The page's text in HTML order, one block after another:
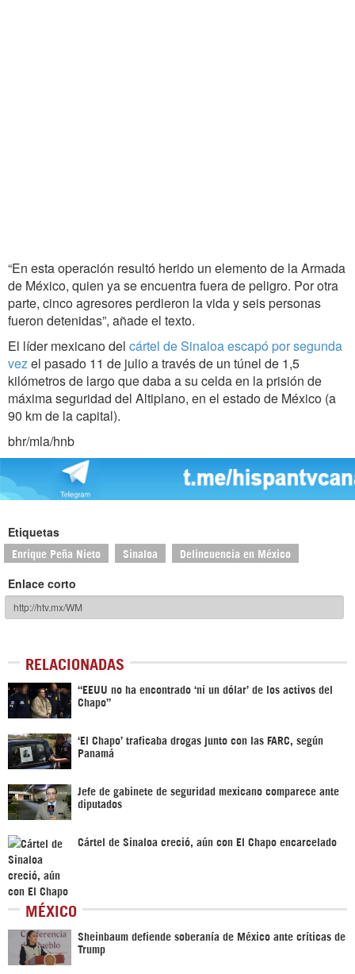
“En esta operación resultó herido un elemento de la Armada
de México, quien ya se encuentra fuera de peligro. Por otra
parte, cinco agresores perdieron la vida y seis personas
fueron detenidas”, añade el texto.
El líder mexicano del cártel de Sinaloaescapó por segunda
vezel pasado 11 de julio a través de un túnel de 1,5
kilómetros de largo que daba a su celda en la prisión de
máxima seguridad del Altiplano, en el estado de México (a
90 km de la capital).
bhr/mla/hnb
Etiquetas
Enrique Peña Nieto Sinaloa Delincuencia en México
Enlace corto
RELACIONADAS
“EEUU no ha encontrado ‘ni un dólar’ de los activos del
Chapo”
‘El Chapo’ traficaba drogas junto con las FARC, según
Panamá
Jefe de gabinete de seguridad mexicano comparece ante
diputados
Cártel de Sinaloa creció, aún con El Chapo encarcelado
MÉXICO
Sheinbaum defiende soberanía de México ante críticas de
Trump